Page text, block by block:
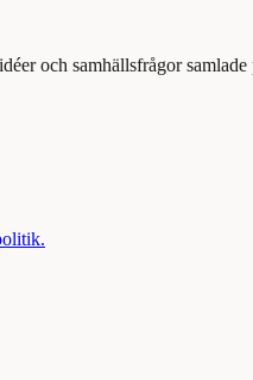
och samhällsfrågor samlade